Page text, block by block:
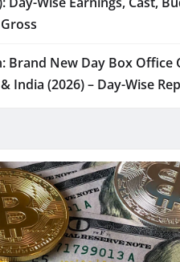
Brand New Day Box Office
India (2026) – Day-Wise